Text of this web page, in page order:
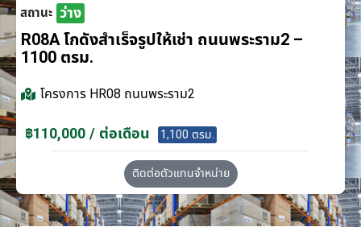
สถานะ ว่าง
R08A โกดังสำเร็จรูปให้เช่า ถนนพระราม2 –
1100 ตรม.
โครงการ HR08 ถนนพระราม2
฿110,000 / ต่อเดือน 1,100 ตรม.
ติดต่อตัวแทนจำหน่าย